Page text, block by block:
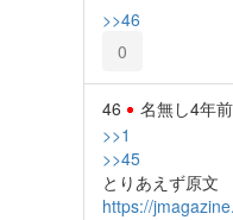
>>46
0
46 名無し4年前
>>1
>>45
とりあえず原文
https://